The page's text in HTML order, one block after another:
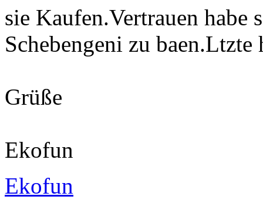
sie Kaufen.Vertrauen habe
Schebengeni zu baen.Ltzte
Grüße
Ekofun
Ekofun